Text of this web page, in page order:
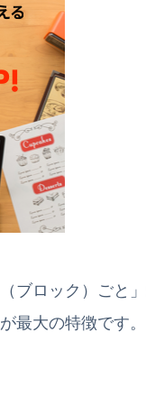
ブロック）ごと
最大の特徴です。